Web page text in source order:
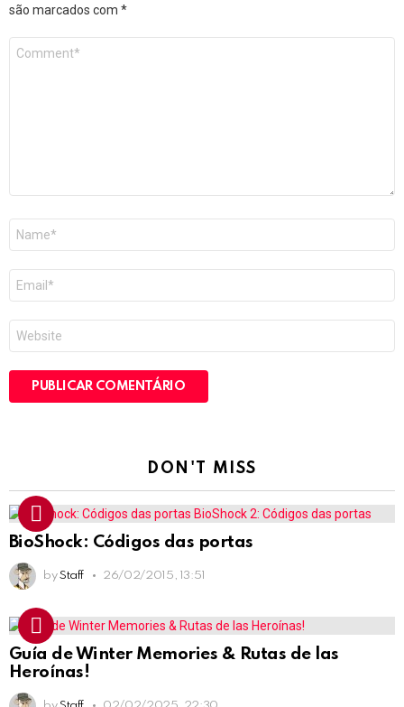
são marcados com *
mail
*
DON'T MISS
BioShock: Códigos das portas
by Staff 26/02/2015, 13:51
Guía de Winter Memories & Rutas de las
Heroínas!